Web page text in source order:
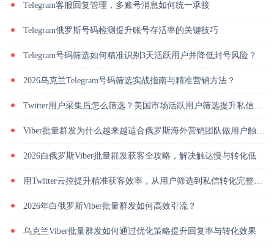
Telegram客服回复管理，多账号消息如何统一承接
Telegram俄罗斯号码检测提升账号存活率的关键技巧
Telegram号码筛选如何精准识别3天活跃用户并降低封号风险？
2026乌克兰Telegram号码筛选实战指南与精准营销方法？
Twitter用户采集后怎么筛选？美国市场活跃用户筛选提升私信回复率
Viber批量群发为什么越来越适合俄罗斯海外营销团队做用户触达？
2026白俄罗斯Viber批量群发获客全攻略，解决触达慢与转化低
用Twitter云控提升精准获客效率，从用户筛选到私信转化完整解析
2026年白俄罗斯Viber批量群发如何高效引流？
乌克兰Viber批量群发如何通过优化策略提升回复率与转化效果